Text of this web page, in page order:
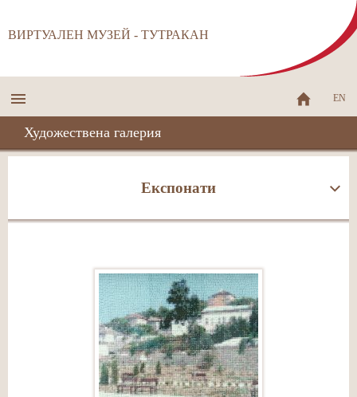
ВИРТУАЛЕН МУЗЕЙ - ТУТРАКАН
EN
Художествена галерия
Експонати